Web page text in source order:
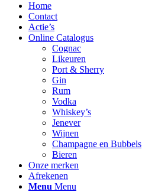
Home
Contact
Actie’s
Online Catalogus
Cognac
Likeuren
Port & Sherry
Gin
Rum
Vodka
Whiskey’s
Jenever
Wijnen
Champagne en Bubbels
Bieren
Onze merken
Afrekenen
Menu Menu